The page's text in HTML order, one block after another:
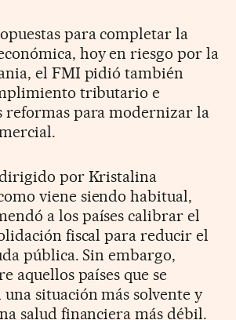
para completar la
hoy en riesgo por la
el FMI pidió también
tributario e
reformas para modernizar la
por Kristalina
viene siendo habitual,
a los países calibrar el
fiscal para reducir el
pública. Sin embargo,
aquellos países que se
situación más solvente y
salud financiera más débil.